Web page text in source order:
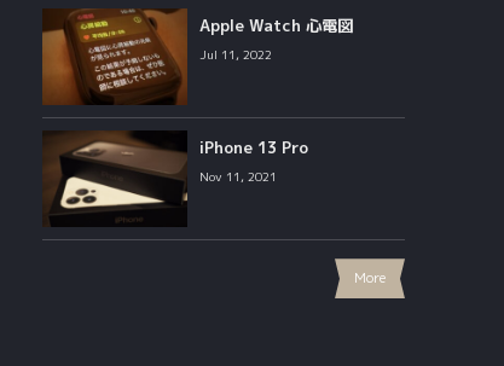
Apple Watch 心電図
Jul 11, 2022
iPhone 13 Pro
Nov 11, 2021
More